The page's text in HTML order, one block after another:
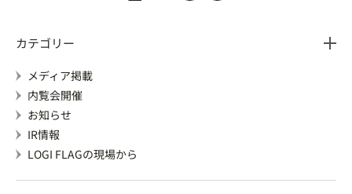
カテゴリー
メディア掲載
内覧会開催
お知らせ
IR情報
LOGI FLAGの現場から